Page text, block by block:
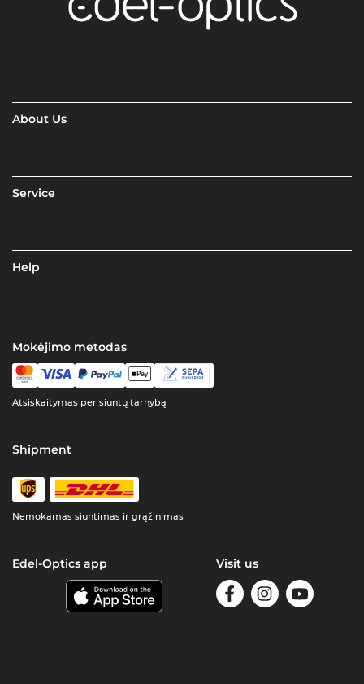
About Us
Service
Help
Mokėjimo metodas
Atsiskaitymas per siuntų tarnybą
Shipment
Nemokamas siuntimas ir grąžinimas
Edel-Optics app Visit us